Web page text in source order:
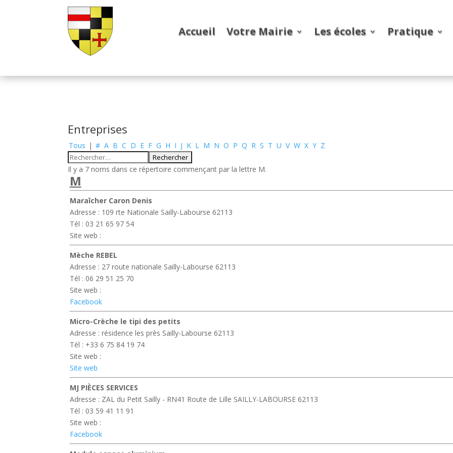
Accueil Votre Mairie Les écoles Pratique
Entreprises
Tous | # A B C D E F G H I J K L M N O P Q R S T U V W X Y Z
Il y a 7 noms dans ce répertoire commençant par la lettre M.
M
Maraîcher Caron Denis
Adresse : 109 rte Nationale Sailly-Labourse 62113
Tél : 03 21 65 97 54
Site web :
Mèche REBEL
Adresse : 27 route nationale Sailly-Labourse 62113
Tél : 06 29 51 25 70
Site web :
Facebook
Micro-Crèche le tipi des petits
Adresse : résidence les près Sailly-Labourse 62113
Tél : +33 6 75 84 19 74
Site web :
Site web
MJ PIÈCES SERVICES
Adresse : ZAL du Petit Sailly - RN41 Route de Lille SAILLY-LABOURSE 62113
Tél : 03 59 41 11 91
Site web :
Facebook